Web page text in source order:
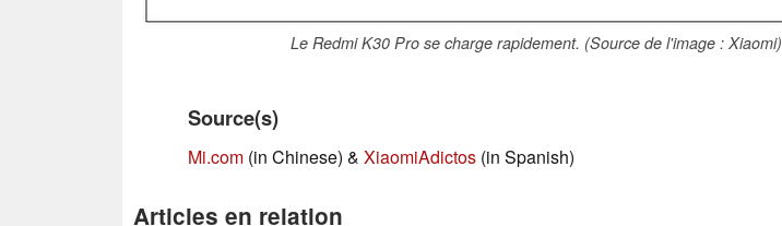
Le Redmi K30 Pro se charge rapidement. (Source de l'image : Xiaomi)
Source(s)
Mi.com (in Chinese) & XiaomiAdictos (in Spanish)
Articles en relation